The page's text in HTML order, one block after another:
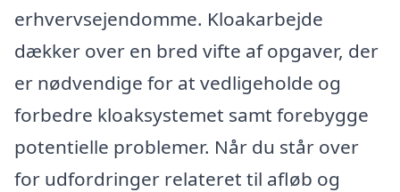
erhvervsejendomme. Kloakarbejde
dækker over en bred vifte af opgaver, der
er nødvendige for at vedligeholde og
forbedre kloaksystemet samt forebygge
potentielle problemer. Når du står over
for udfordringer relateret til afløb og